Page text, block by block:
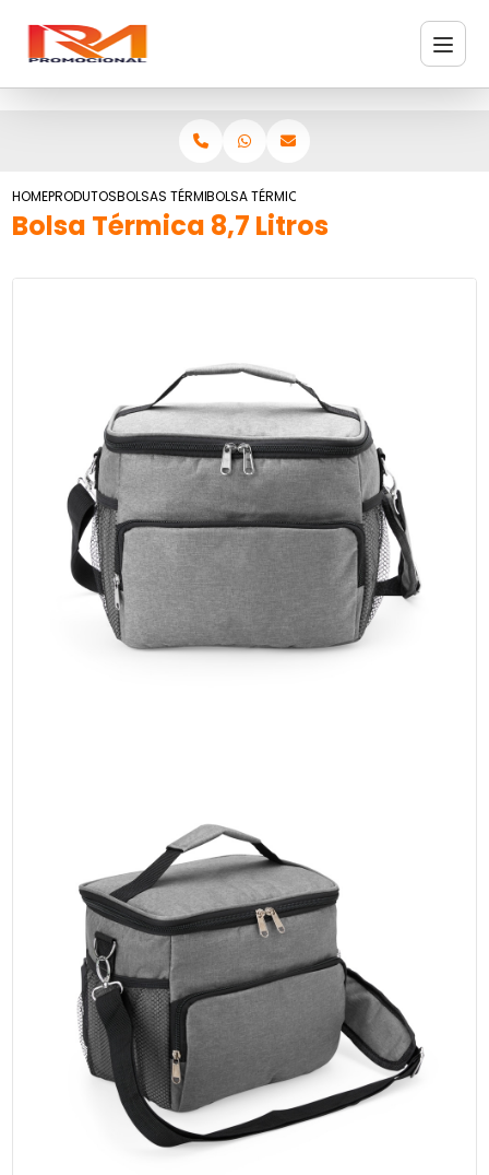
HOMEPRODUTOSBOLSAS TÉRMICASBOLSA TÉRMICA 8,7 LITROS
Bolsa Térmica 8,7 Litros